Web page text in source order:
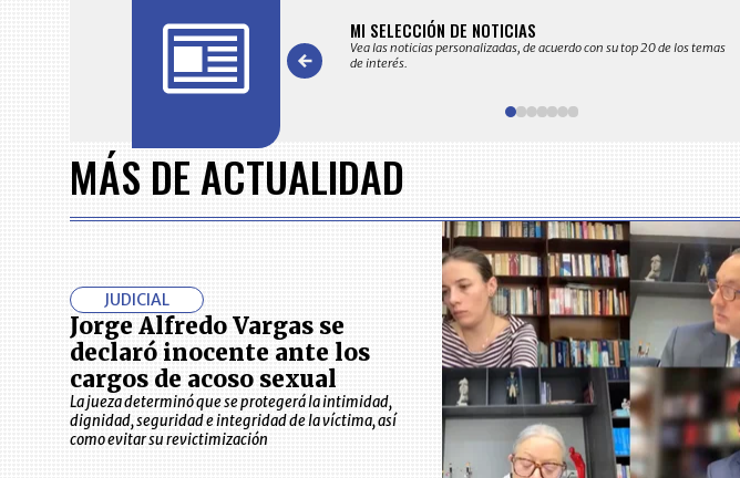
en su correo electrónico las noticias seleccionadas por nuestro
MI SELECCIÓN DE NOTICIAS
Vea las noticias personalizadas, de acuerdo con su top 20 de los temas
de interés.
7
MÁS DE ACTUALIDAD
JUDICIAL
Jorge Alfredo Vargas se
declaró inocente ante los
cargos de acoso sexual
La jueza determinó que se protegerá la intimidad,
dignidad, seguridad e integridad de la víctima, así
como evitar su revictimización